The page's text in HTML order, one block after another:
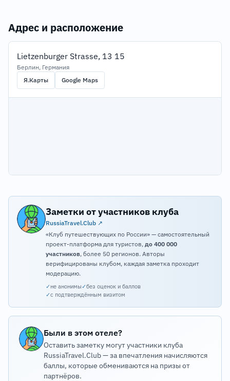
Адрес и расположение
Lietzenburger Strasse, 13 15
Берлин, Германия
Я.Карты
Google Maps
Заметки от участников клуба
RussiaTravel.Club ↗
«Клуб путешествующих по России» — самостоятельный
проект-платформа для туристов, до 400 000
участников, более 50 регионов. Авторы
верифицированы клубом, каждая заметка проходит
модерацию.
✓не анонимы✓без оценок и баллов
✓с подтверждённым визитом
Были в этом отеле?
Оставить заметку могут участники клуба
RussiaTravel.Club — за впечатления начисляются
баллы, которые обмениваются на призы от
партнёров.